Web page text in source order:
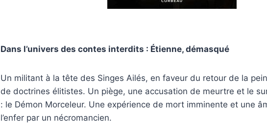
Dans l’univers des contes interdits : Étienne, démasqué
Un militant à la tête des Singes Ailés, en faveur du retour de la
de doctrines élitistes. Un piège, une accusation de meurtre et le
: le Démon Morceleur. Une expérience de mort imminente et une
l’enfer par un nécromancien.